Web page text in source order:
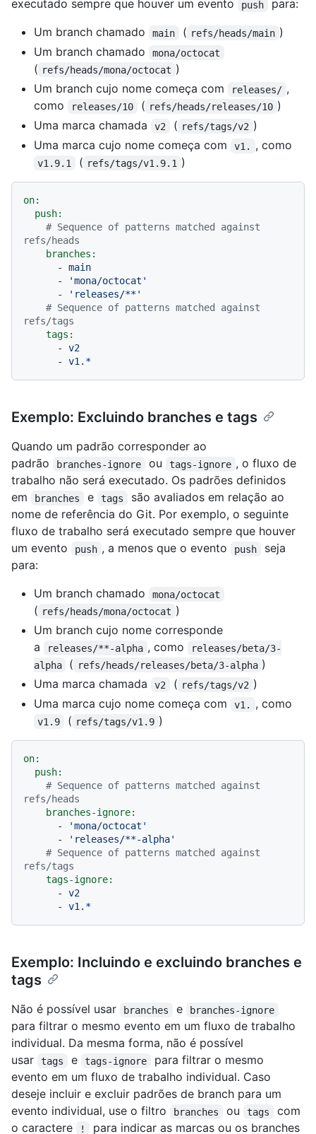
executado sempre que houver um evento
push
para:
Um branch chamado
main ( refs/heads/main )
Um branch chamado
mona/octocat
( refs/heads/mona/octocat )
Um branch cujo nome começa com
releases/ ,
como
releases/10 ( refs/heads/releases/10 )
Uma marca chamada
v2 ( refs/tags/v2 )
Uma marca cujo nome começa com
v1. , como
v1.9.1 ( refs/tags/v1.9.1 )
on:
push:
# Sequence of patterns matched against
refs/heads
branches:
-
main
-
'mona/octocat'
-
'releases/**'
# Sequence of patterns matched against
refs/tags
tags:
-
v2
-
v1.*
Exemplo: Excluindo branches e tags
Quando um padrão corresponder ao
padrão
branches-ignore ou tags-ignore , o fluxo de
trabalho não será executado. Os padrões definidos
em
branches e tags
são avaliados em relação ao
nome de referência do Git. Por exemplo, o seguinte
fluxo de trabalho será executado sempre que houver
um evento
push , a menos que o evento push
seja
para:
Um branch chamado
mona/octocat
( refs/heads/mona/octocat )
Um branch cujo nome corresponde
a
releases/**-alpha , como
releases/beta/3-
alpha
( refs/heads/releases/beta/3-alpha )
Uma marca chamada
v2 ( refs/tags/v2 )
Uma marca cujo nome começa com
v1. , como
v1.9 ( refs/tags/v1.9 )
on:
push:
# Sequence of patterns matched against
refs/heads
branches-ignore:
-
'mona/octocat'
-
'releases/**-alpha'
# Sequence of patterns matched against
refs/tags
tags-ignore:
-
v2
-
v1.*
Exemplo: Incluindo e excluindo branches e
tags
Não é possível usar branches e branches-ignore
para filtrar o mesmo evento em um fluxo de trabalho
individual. Da mesma forma, não é possível
usar
tags e tags-ignore
para filtrar o mesmo
evento em um fluxo de trabalho individual. Caso
deseje incluir e excluir padrões de branch para um
evento individual, use o filtro
branches ou tags
com
o caractere
! para indicar as marcas ou os branches